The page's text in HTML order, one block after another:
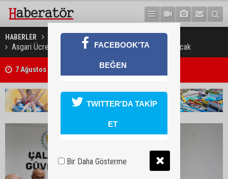
HABERLER GÜNDEM
Asgari Ücret Saptama Komisyonu Cuma günü toplanacak
7 Ağustos 2026 Döviz Kurları
FACEBOOK'TA
BEĞEN
TWITTER'DA TAKİP
ET
Bir Daha Gösterme